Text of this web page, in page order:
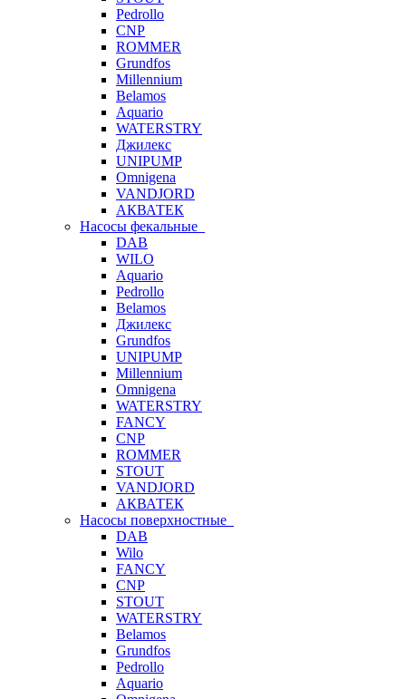
Pedrollo
CNP
ROMMER
Grundfos
Millennium
Belamos
Aquario
WATERSTRY
Джилекс
UNIPUMP
Omnigena
VANDJORD
АКВАТЕК
Насосы фекальные
DAB
WILO
Aquario
Pedrollo
Belamos
Джилекс
Grundfos
UNIPUMP
Millennium
Omnigena
WATERSTRY
FANCY
CNP
ROMMER
STOUT
VANDJORD
АКВАТЕК
Насосы поверхностные
DAB
Wilo
FANCY
CNP
STOUT
WATERSTRY
Belamos
Grundfos
Pedrollo
Aquario